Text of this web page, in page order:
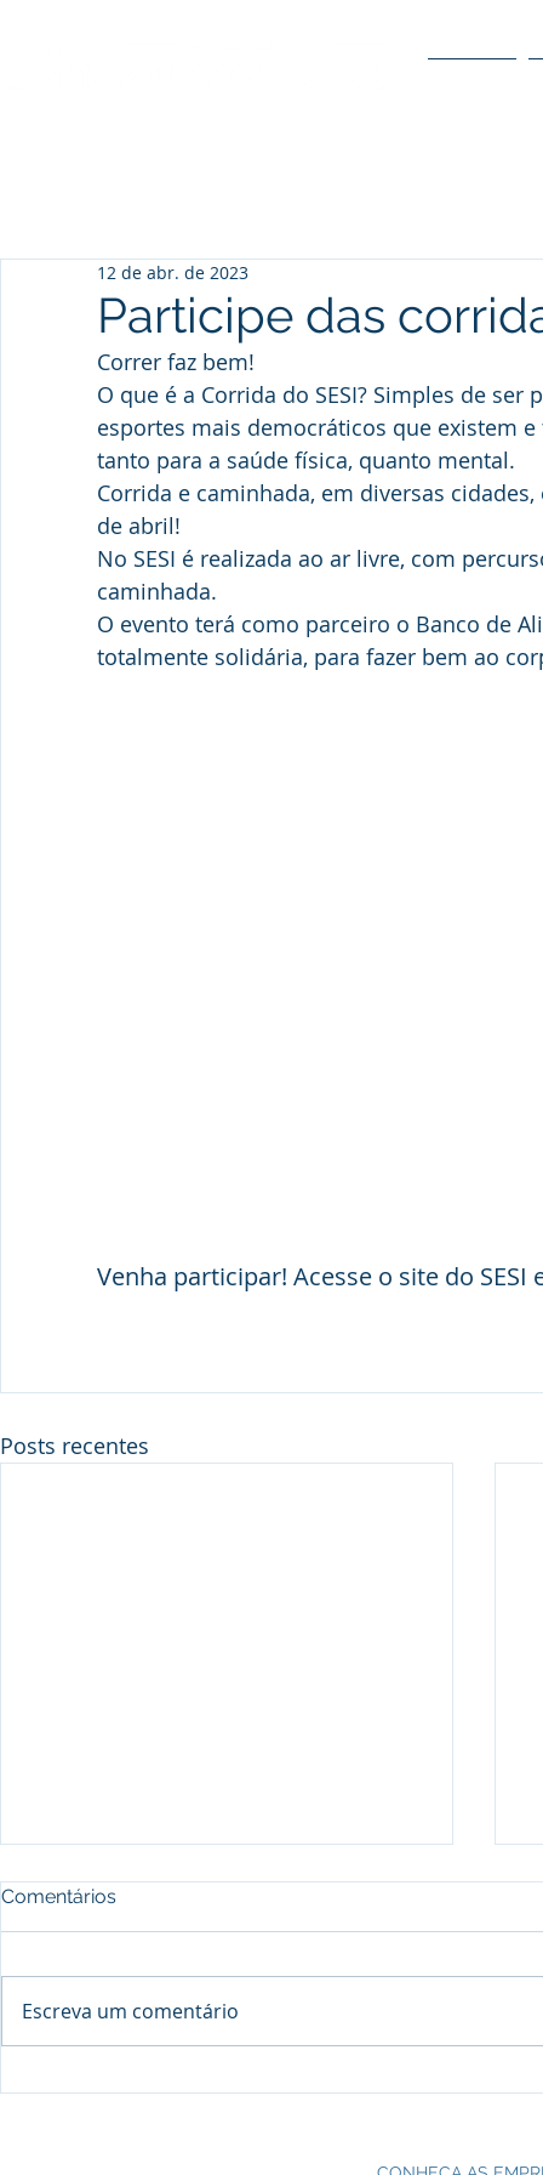
Participe das
12 de abr. de 2023
Correr faz bem!
O que é a Corrida do SESI? Simples de
esportes mais democráticos que existem
tanto para a saúde física, quanto mental.
Corrida e caminhada, em diversas
de abril!
No SESI é realizada ao ar livre, com
caminhada.
O evento terá como parceiro o Banco de
totalmente solidária, para fazer bem ao
Venha participar! Acesse o site do
Posts recentes
Comentários
Escreva um comentário